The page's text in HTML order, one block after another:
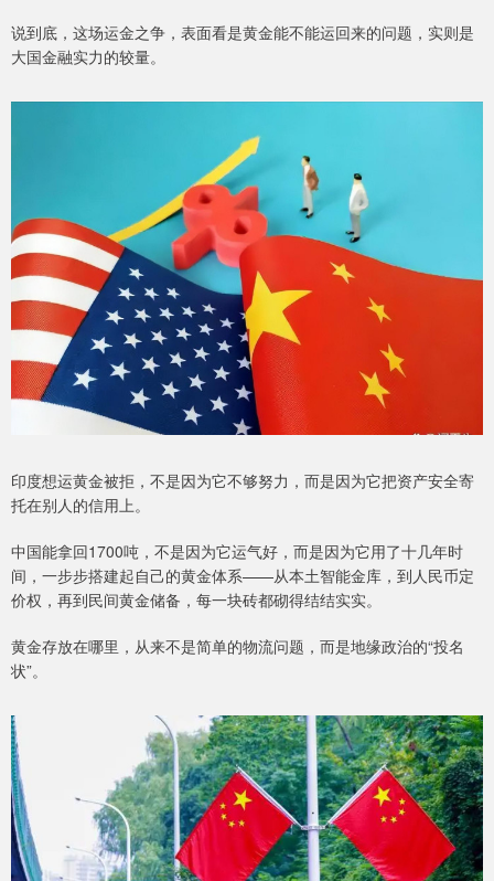
说到底，这场运金之争，表面看是黄金能不能运回来的问题，实则是
大国金融实力的较量。
印度想运黄金被拒，不是因为它不够努力，而是因为它把资产安全寄
托在别人的信用上。
中国能拿回1700吨，不是因为它运气好，而是因为它用了十几年时
间，一步步搭建起自己的黄金体系——从本土智能金库，到人民币定
价权，再到民间黄金储备，每一块砖都砌得结结实实。
黄金存放在哪里，从来不是简单的物流问题，而是地缘政治的“投名
状”。